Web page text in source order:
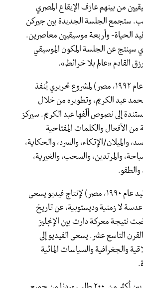
من بينهم عازف الإيقاع المصري
ستجمع الجلسة الجديدة بين جيركن
الحياة- وأربعة موسيقيين معاصرين.
سينتج عن الجلسة المكون الموسيقي
القادم «عالم بلا خرائط».
نور صافوري (مواليد عام ١٩٩٢، مصر) لمشروع تحريري يُنفذ
عبد الكريم، وتطويره من خلال
إلى نصوص ألّفها عبد الكريم. سيركز
الأفعال والكلمات المفتاحية
والميلان/الإتكاء، والسرد، والحكاية،
والمرتدين، والسحب، والغيرية،
والطفو.
طارق الشرقاوي (مواليد عام ١٩٩٠، مصر) لإنتاج فيديو يسعى
لا زمنية وديستوبية، عن تاريخ
نتيجة معركة دارت بين الإنجليز
التاسع عشر. يسعى الفيديو إلى
والجغرافية والسياسات المائية